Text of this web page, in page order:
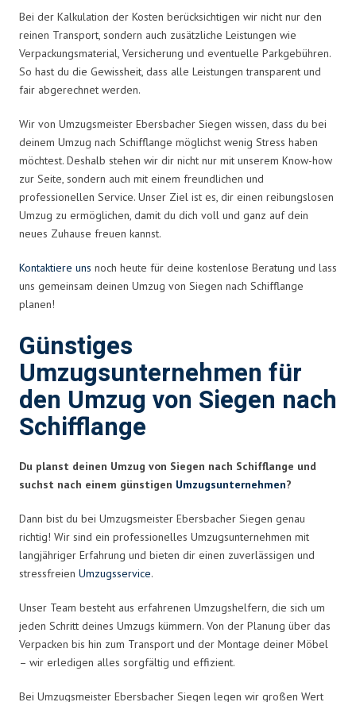
Bei der Kalkulation der Kosten berücksichtigen wir nicht nur den
reinen Transport, sondern auch zusätzliche Leistungen wie
Verpackungsmaterial, Versicherung und eventuelle Parkgebühren.
So hast du die Gewissheit, dass alle Leistungen transparent und
fair abgerechnet werden.
Wir von Umzugsmeister Ebersbacher Siegen wissen, dass du bei
deinem Umzug nach Schifflange möglichst wenig Stress haben
möchtest. Deshalb stehen wir dir nicht nur mit unserem Know-how
zur Seite, sondern auch mit einem freundlichen und
professionellen Service. Unser Ziel ist es, dir einen reibungslosen
Umzug zu ermöglichen, damit du dich voll und ganz auf dein
neues Zuhause freuen kannst.
Kontaktiere uns noch heute für deine kostenlose Beratung und lass
uns gemeinsam deinen Umzug von Siegen nach Schifflange
planen!
Günstiges
Umzugsunternehmen für
den Umzug von Siegen nach
Schifflange
Du planst deinen Umzug von Siegen nach Schifflange und
suchst nach einem günstigen Umzugsunternehmen?
Dann bist du bei Umzugsmeister Ebersbacher Siegen genau
richtig! Wir sind ein professionelles Umzugsunternehmen mit
langjähriger Erfahrung und bieten dir einen zuverlässigen und
stressfreien Umzugsservice.
Unser Team besteht aus erfahrenen Umzugshelfern, die sich um
jeden Schritt deines Umzugs kümmern. Von der Planung über das
Verpacken bis hin zum Transport und der Montage deiner Möbel
– wir erledigen alles sorgfältig und effizient.
Bei Umzugsmeister Ebersbacher Siegen legen wir großen Wert